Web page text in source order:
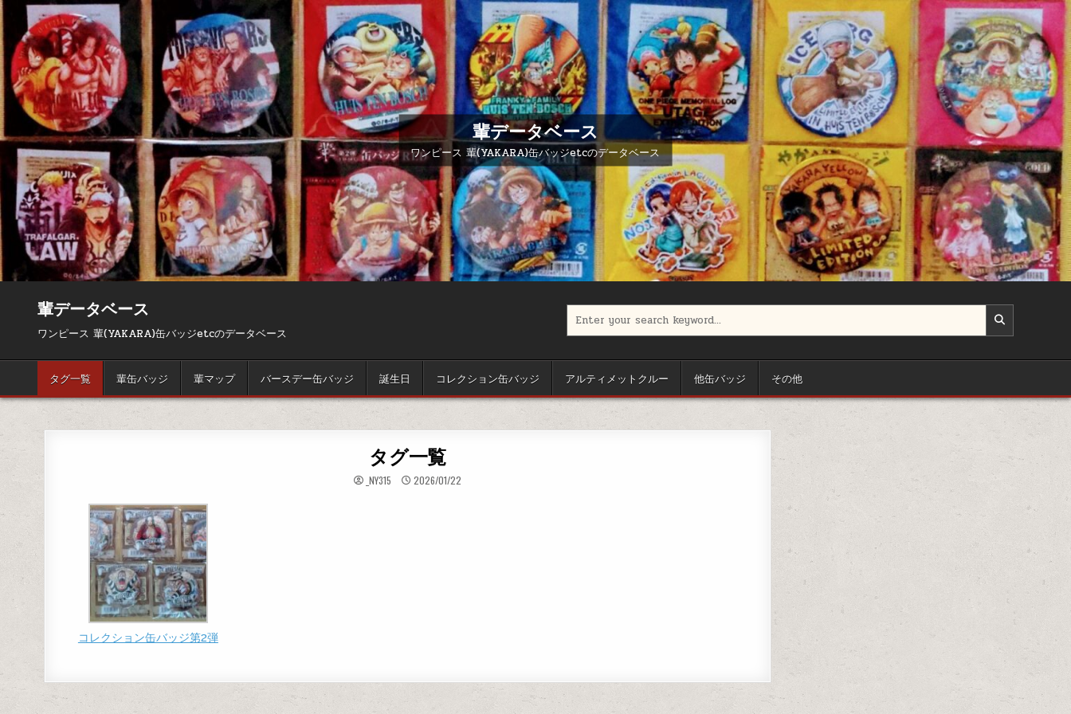
輩データベース
ワンピース 輩(YAKARA)缶バッジetcのデータベース
輩データベース
ワンピース 輩(YAKARA)缶バッジetcのデータベース
タグ一覧 輩缶バッジ 輩マップ バースデー缶バッジ 誕生日 コレクション缶バッジ アルティメットクルー 他缶バッジ その他
タグ一覧
_NY315 2026/01/22
コレクション缶バッジ第2弾